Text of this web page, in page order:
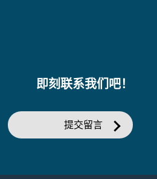
即刻联系我们吧！
提交留言